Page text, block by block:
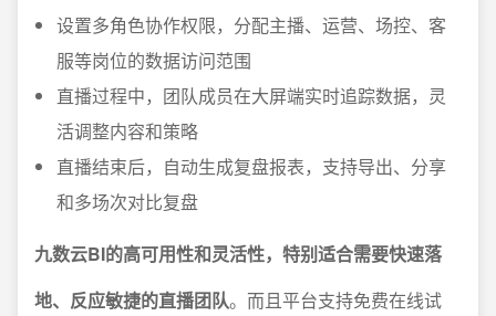
设置多角色协作权限，分配主播、运营、场控、客
服等岗位的数据访问范围
直播过程中，团队成员在大屏端实时追踪数据，灵
活调整内容和策略
直播结束后，自动生成复盘报表，支持导出、分享
和多场次对比复盘
九数云BI的高可用性和灵活性，特别适合需要快速落
地、反应敏捷的直播团队。而且平台支持免费在线试